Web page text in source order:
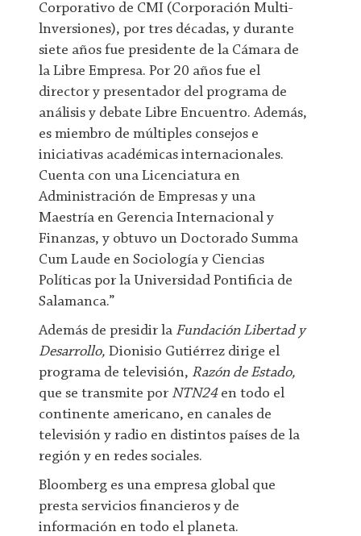
Corporativo de CMI (Corporación Multi-
lnversiones), por tres décadas, y durante
siete años fue presidente de la Cámara de
la Libre Empresa. Por 20 años fue el
director y presentador del programa de
análisis y debate Libre Encuentro. Además,
es miembro de múltiples consejos e
iniciativas académicas internacionales.
Cuenta con una Licenciatura en
Administración de Empresas y una
Maestría en Gerencia Internacional y
Finanzas, y obtuvo un Doctorado Summa
Cum Laude en Sociología y Ciencias
Políticas por la Universidad Pontificia de
Salamanca.”
Además de presidir la Fundación Libertad y
Desarrollo, Dionisio Gutiérrez dirige el
programa de televisión, Razón de Estado,
que se transmite por NTN24en todo el
continente americano, en canales de
televisión y radio en distintos países de la
región y en redes sociales.
Bloomberg es una empresa global que
presta servicios financieros y de
información en todo el planeta.